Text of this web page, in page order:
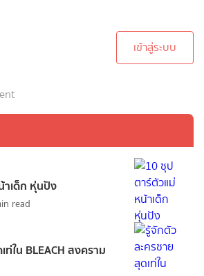
เข้าสู่ระบบ
เด็ก หุ่นปัง
read
ใน BLEACH สงคราม